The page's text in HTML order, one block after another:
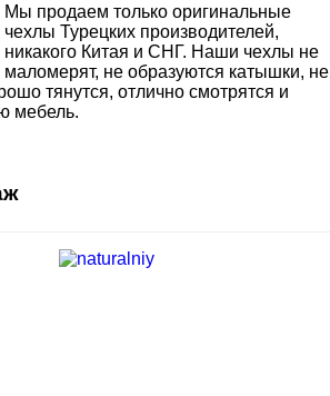
Мы продаем только оригинальные
чехлы Турецких производителей,
никакого Китая и СНГ. Наши чехлы не
маломерят, не образуются катышки, не
тянутся, отлично смотрятся и
мебель.